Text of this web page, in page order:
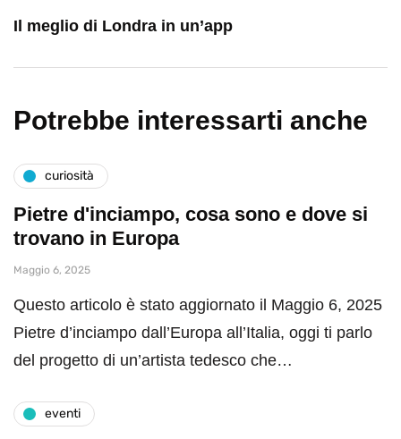
Il meglio di Londra in un’app
Potrebbe interessarti anche
curiosità
Pietre d'inciampo, cosa sono e dove si
trovano in Europa
Maggio 6, 2025
Questo articolo è stato aggiornato il Maggio 6, 2025
Pietre d’inciampo dall’Europa all’Italia, oggi ti parlo
del progetto di un’artista tedesco che…
eventi